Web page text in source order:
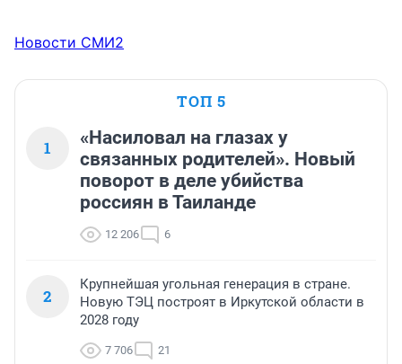
Новости СМИ2
ТОП 5
1
«Насиловал на глазах у
связанных родителей». Новый
поворот в деле убийства
россиян в Таиланде
12 206 6
2
Крупнейшая угольная генерация в стране.
Новую ТЭЦ построят в Иркутской области в
2028 году
7 706 21